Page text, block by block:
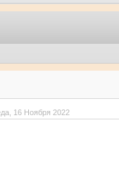
16 Ноября 2022